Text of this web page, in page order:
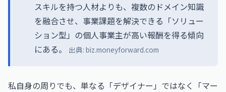
スキルを持つ人材よりも、複数のドメイン知識
を融合させ、事業課題を解決できる「ソリュー
ション型」の個人事業主が高い報酬を得る傾向
にある。
出典: biz.moneyforward.com
私自身の周りでも、単なる「デザイナー」ではなく「マー